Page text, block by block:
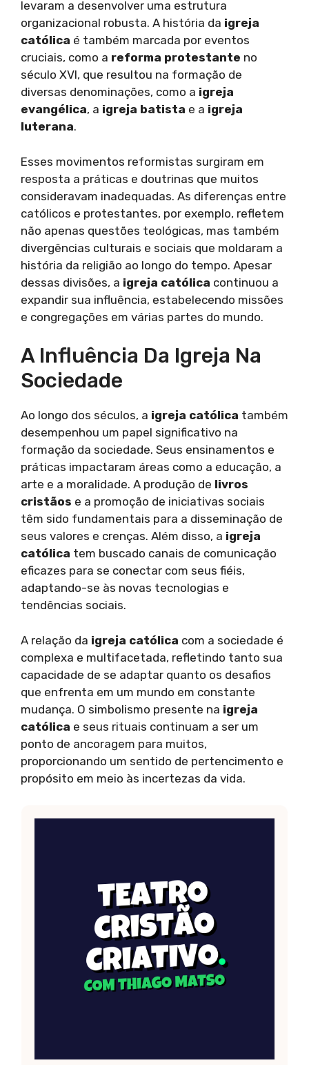
levaram a desenvolver uma estrutura
organizacional robusta. A história da igreja
católica é também marcada por eventos
cruciais, como a reforma protestante no
século XVI, que resultou na formação de
diversas denominações, como a igreja
evangélica, a igreja batista e a igreja
luterana.
Esses movimentos reformistas surgiram em
resposta a práticas e doutrinas que muitos
consideravam inadequadas. As diferenças entre
católicos e protestantes, por exemplo, refletem
não apenas questões teológicas, mas também
divergências culturais e sociais que moldaram a
história da religião ao longo do tempo. Apesar
dessas divisões, a igreja católica continuou a
expandir sua influência, estabelecendo missões
e congregações em várias partes do mundo.
A Influência Da Igreja Na
Sociedade
Ao longo dos séculos, a igreja católica também
desempenhou um papel significativo na
formação da sociedade. Seus ensinamentos e
práticas impactaram áreas como a educação, a
arte e a moralidade. A produção de livros
cristãos e a promoção de iniciativas sociais
têm sido fundamentais para a disseminação de
seus valores e crenças. Além disso, a igreja
católica tem buscado canais de comunicação
eficazes para se conectar com seus fiéis,
adaptando-se às novas tecnologias e
tendências sociais.
A relação da igreja católica com a sociedade é
complexa e multifacetada, refletindo tanto sua
capacidade de se adaptar quanto os desafios
que enfrenta em um mundo em constante
mudança. O simbolismo presente na igreja
católica e seus rituais continuam a ser um
ponto de ancoragem para muitos,
proporcionando um sentido de pertencimento e
propósito em meio às incertezas da vida.